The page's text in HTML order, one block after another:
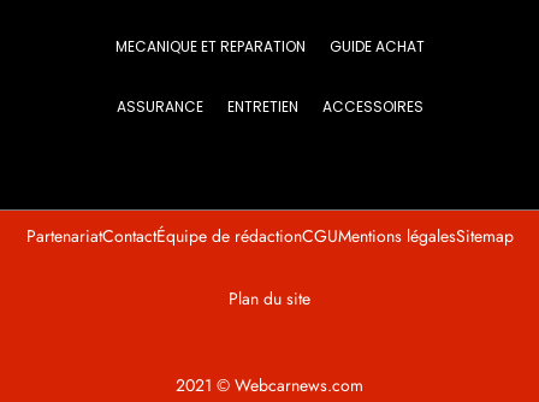
MECANIQUE ET REPARATION GUIDE ACHAT
ASSURANCE ENTRETIEN ACCESSOIRES
2021 © Webcarnews.com
PartenariatContactÉquipe de rédactionCGUMentions légalesSitemap
Plan du site